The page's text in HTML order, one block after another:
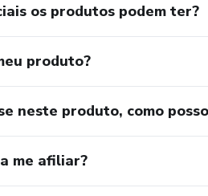
os produtos podem ter?
produto?
neste produto, como
me afiliar?